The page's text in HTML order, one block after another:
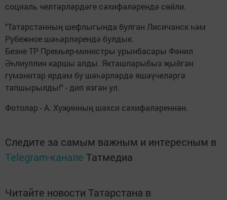
социаль челтәрләрдәге сәхифәләрендә сөйли.
"Татарстанның шефлыгында булган Лисичанск һәм
Рубежное шәһәрләрендә булдык.
Безне ТР Премьер-министры урынбасары Фәнил
Әһлиуллин каршы алды. Якташларыбыз җыйган
гуманитар ярдәм бу шәһәрләрдә яшәүчеләргә
тапшырылды!" - дип язган ул.
Фотолар - А. Хуҗинның шәхси сәхифәләреннән.
Следите за самым важным и интересным в
Telegram-канале Татмедиа
Читайте новости Татарстана в